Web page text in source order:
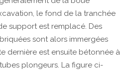
le fond de la tranchée
support est remplacé. Des
sont alors immergées
dernière est ensuite bétonnée à
plongeurs. La figure ci-